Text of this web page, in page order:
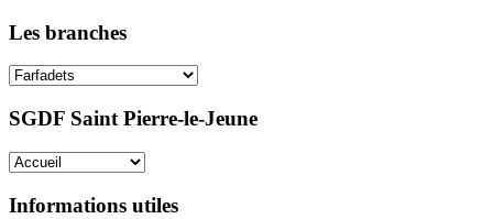
Les branches
SGDF Saint Pierre-le-Jeune
Informations utiles